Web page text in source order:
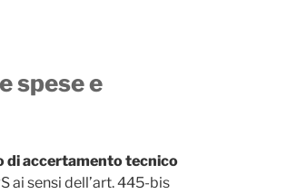
spese e
di accertamento tecnico
ai sensi dell’art. 445-bis